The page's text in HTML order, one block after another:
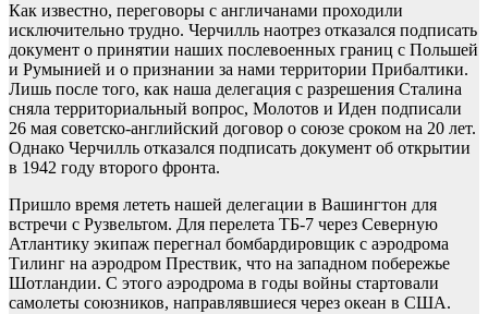
Как известно, переговоры с англичанами проходили
исключительно трудно. Черчилль наотрез отказался подписать
документ о принятии наших послевоенных границ с Польшей
и Румынией и о признании за нами территории Прибалтики.
Лишь после того, как наша делегация с разрешения Сталина
сняла территориальный вопрос, Молотов и Иден подписали
26 мая советско-английский договор о союзе сроком на 20 лет.
Однако Черчилль отказался подписать документ об открытии
в 1942 году второго фронта.
Пришло время лететь нашей делегации в Вашингтон для
встречи с Рузвельтом. Для перелета ТБ-7 через Северную
Атлантику экипаж перегнал бомбардировщик с аэродрома
Тилинг на аэродром Прествик, что на западном побережье
Шотландии. С этого аэродрома в годы войны стартовали
самолеты союзников, направлявшиеся через океан в США.